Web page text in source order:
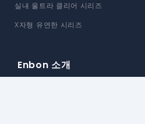
실내 울트라 클리어 시리즈
X자형 유연한 시리즈
Enbon 소개